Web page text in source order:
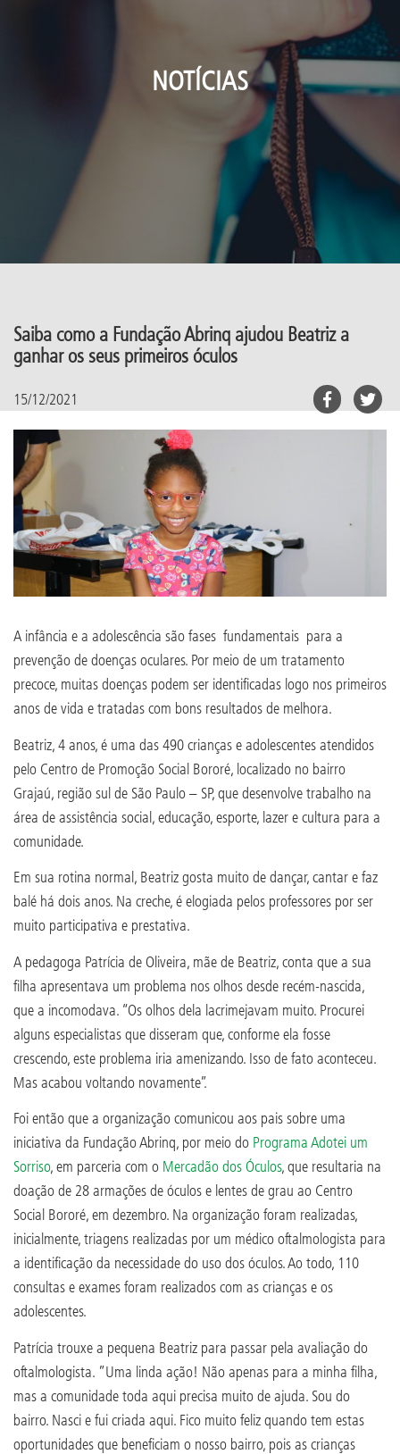
NOTÍCIAS
Saiba como a Fundação Abrinq ajudou Beatriz a
ganhar os seus primeiros óculos
15/12/2021
A infância e a adolescência são fases fundamentais para a
prevenção de doenças oculares. Por meio de um tratamento
precoce, muitas doenças podem ser identificadas logo nos primeiros
anos de vida e tratadas com bons resultados de melhora.
Beatriz, 4 anos, é uma das 490 crianças e adolescentes atendidos
pelo Centro de Promoção Social Bororé, localizado no bairro
Grajaú, região sul de São Paulo – SP, que desenvolve trabalho na
área de assistência social, educação, esporte, lazer e cultura para a
comunidade.
Em sua rotina normal, Beatriz gosta muito de dançar, cantar e faz
balé há dois anos. Na creche, é elogiada pelos professores por ser
muito participativa e prestativa.
A pedagoga Patrícia de Oliveira, mãe de Beatriz, conta que a sua
filha apresentava um problema nos olhos desde recém-nascida,
que a incomodava. “Os olhos dela lacrimejavam muito. Procurei
alguns especialistas que disseram que, conforme ela fosse
crescendo, este problema iria amenizando. Isso de fato aconteceu.
Mas acabou voltando novamente”.
Foi então que a organização comunicou aos pais sobre uma
iniciativa da Fundação Abrinq, por meio do Programa Adotei um
Sorriso, em parceria com o Mercadão dos Óculos, que resultaria na
doação de 28 armações de óculos e lentes de grau ao Centro
Social Bororé, em dezembro. Na organização foram realizadas,
inicialmente, triagens realizadas por um médico oftalmologista para
a identificação da necessidade do uso dos óculos. Ao todo, 110
consultas e exames foram realizados com as crianças e os
adolescentes.
Patrícia trouxe a pequena Beatriz para passar pela avaliação do
oftalmologista. ”Uma linda ação! Não apenas para a minha filha,
mas a comunidade toda aqui precisa muito de ajuda. Sou do
bairro. Nasci e fui criada aqui. Fico muito feliz quando tem estas
oportunidades que beneficiam o nosso bairro, pois as crianças